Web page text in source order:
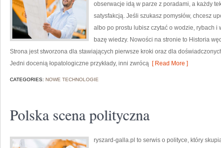
obserwacje idą w parze z poradami, a każdy
satysfakcją. Jeśli szukasz pomysłów, chcesz
albo po prostu lubisz czytać o wodzie, rybach
bazę wiedzy. Nowości na stronie to Historia
Strona jest stworzona dla stawiających pierwsze kroki oraz dla
Jedni docenią łopatologiczne przykłady, inni zwrócą [ Read More ]
CATEGORIES: NOWE TECHNOLOGIE
Polska scena polityczna
ryszard-galla.pl to serwis o polityce, który